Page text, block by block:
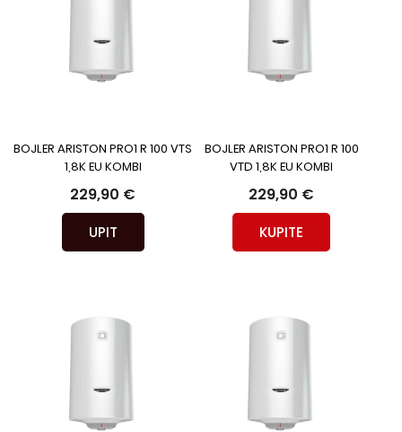
BOJLER ARISTON PRO1 R 100 VTS
1,8K EU KOMBI
229,90 €
UPIT
BOJLER ARISTON PRO1 R 100
VTD 1,8K EU KOMBI
229,90 €
KUPITE